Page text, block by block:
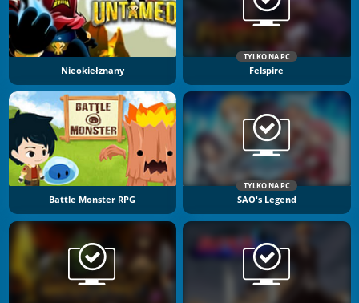
Nieokiełznany
TYLKO NA PC
Felspire
Battle Monster RPG
TYLKO NA PC
SAO's Legend